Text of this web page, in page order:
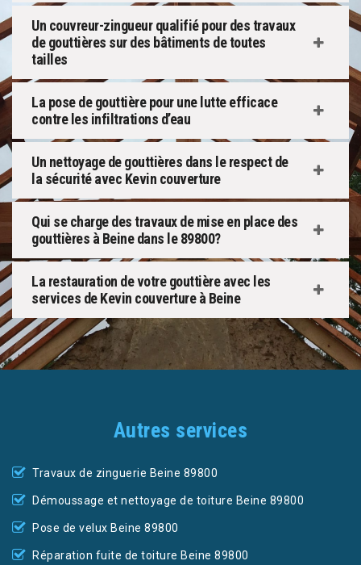
Un couvreur-zingueur qualifié pour des travaux
de gouttières sur des bâtiments de toutes
tailles
La pose de gouttière pour une lutte efficace
contre les infiltrations d’eau
Un nettoyage de gouttières dans le respect de
la sécurité avec Kevin couverture
Qui se charge des travaux de mise en place des
gouttières à Beine dans le 89800?
La restauration de votre gouttière avec les
services de Kevin couverture à Beine
Autres services
Travaux de zinguerie Beine 89800
Démoussage et nettoyage de toiture Beine 89800
Pose de velux Beine 89800
Réparation fuite de toiture Beine 89800